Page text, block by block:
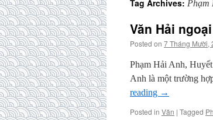
Tag Archives: Phạm
Văn Hải
Posted on 7 Tháng Mười,
Phạm Hải Anh,
Anh là một trường
reading →
Posted in Văn | Tagged